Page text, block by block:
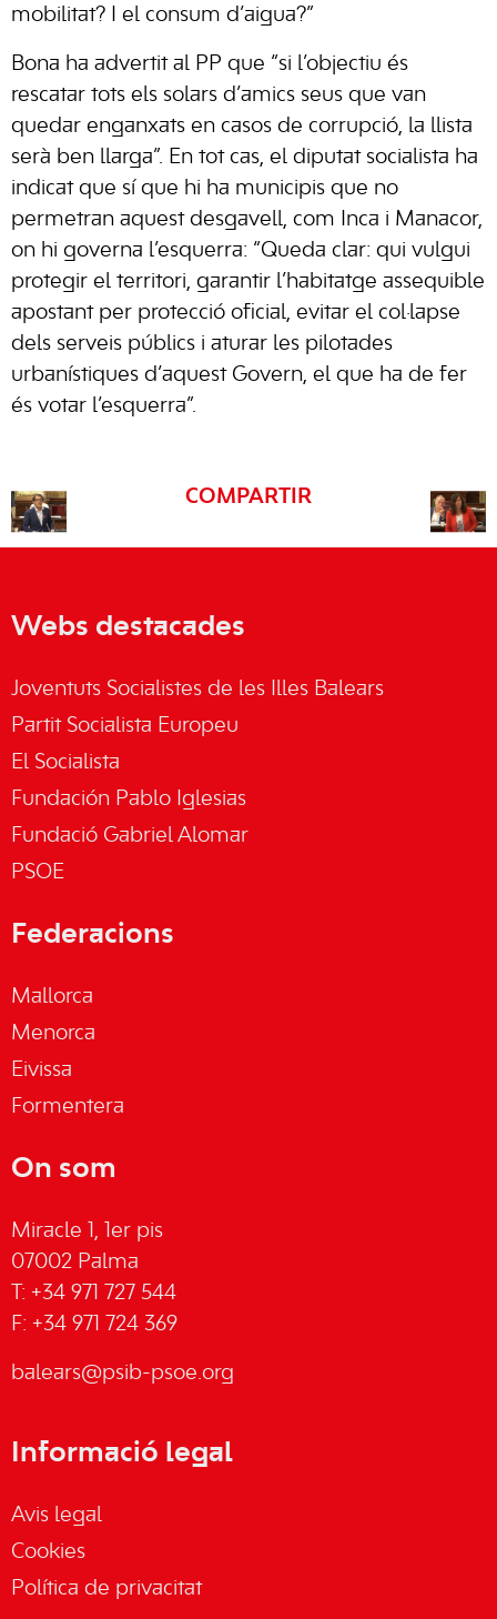
mobilitat? I el consum d’aigua?”
Bona ha advertit al PP que “si l’objectiu és
rescatar tots els solars d’amics seus que van
quedar enganxats en casos de corrupció, la llista
serà ben llarga”. En tot cas, el diputat socialista ha
indicat que sí que hi ha municipis que no
permetran aquest desgavell, com Inca i Manacor,
on hi governa l’esquerra: “Queda clar: qui vulgui
protegir el territori, garantir l’habitatge assequible
apostant per protecció oficial, evitar el col·lapse
dels serveis públics i aturar les pilotades
urbanístiques d’aquest Govern, el que ha de fer
és votar l’esquerra”.
COMPARTIR
Webs destacades
Joventuts Socialistes de les Illes Balears
Partit Socialista Europeu
El Socialista
Fundación Pablo Iglesias
Fundació Gabriel Alomar
PSOE
Federacions
Mallorca
Menorca
Eivissa
Formentera
On som
Miracle 1, 1er pis
07002 Palma
T: +34 971 727 544
F: +34 971 724 369
balears@psib-psoe.org
Informació legal
Avis legal
Cookies
Política de privacitat